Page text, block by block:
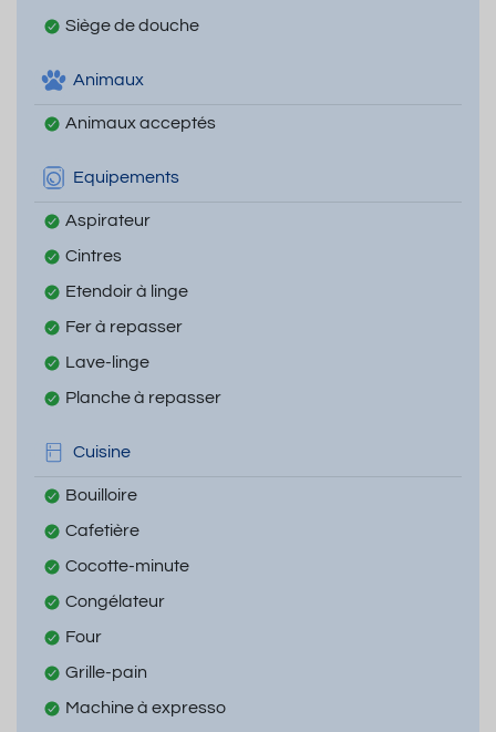
Siège de douche
Animaux
Animaux acceptés
Equipements
Aspirateur
Cintres
Etendoir à linge
Fer à repasser
Lave-linge
Planche à repasser
Cuisine
Bouilloire
Cafetière
Cocotte-minute
Congélateur
Four
Grille-pain
Machine à expresso